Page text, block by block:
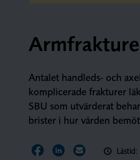
Antalet handleds- och
komplicerade frakturer
SBU som utvärderat
brister i hur vården
Dela sidan på
Dela sidan på
Dela Lästid: